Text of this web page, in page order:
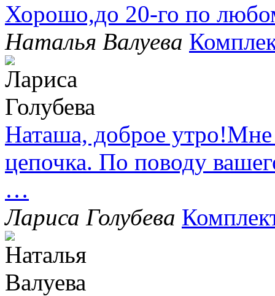
Хорошо,до 20-го по
Наталья Валуева
Наташа, доброе утро!Мне
цепочка. По поводу
…
Лариса Голубева